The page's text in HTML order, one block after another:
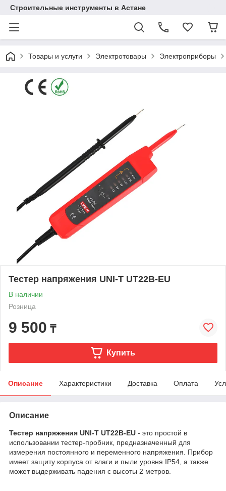
Строительные инструменты в Астане
Товары и услуги Электротовары Электроприборы
Тестер напряжения UNI-T UT22B-EU
В наличии
Розница
9 500 ₸
Купить
Описание Характеристики Доставка Оплата
Описание
Тестер напряжения UNI-T UT22B-EU - это простой в
использовании тестер-пробник, предназначенный для
измерения постоянного и переменного напряжения. Прибор
имеет защиту корпуса от влаги и пыли уровня IP54, а также
может выдерживать падения с высоты 2 метров.